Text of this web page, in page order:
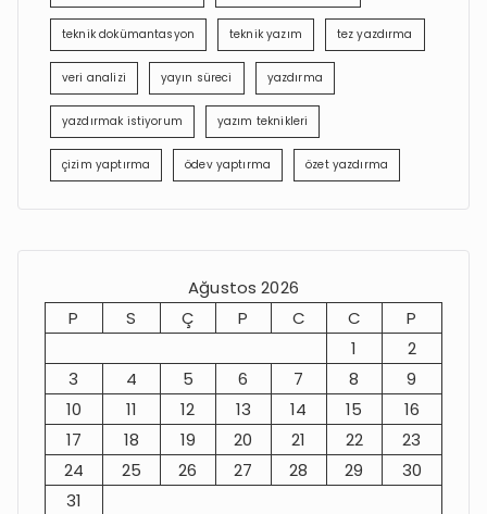
teknik dokümantasyon teknik yazım tez yazdırma
veri analizi yayın süreci yazdırma
yazdırmak istiyorum yazım teknikleri
çizim yaptırma ödev yaptırma özet yazdırma
Ağustos 2026
P
S Ç P C C
P
1
2
3
4 5 6 7 8
9
10
11 12 13 14 15
16
17
18 19 20 21 22
23
24
25 26 27 28 29
30
31